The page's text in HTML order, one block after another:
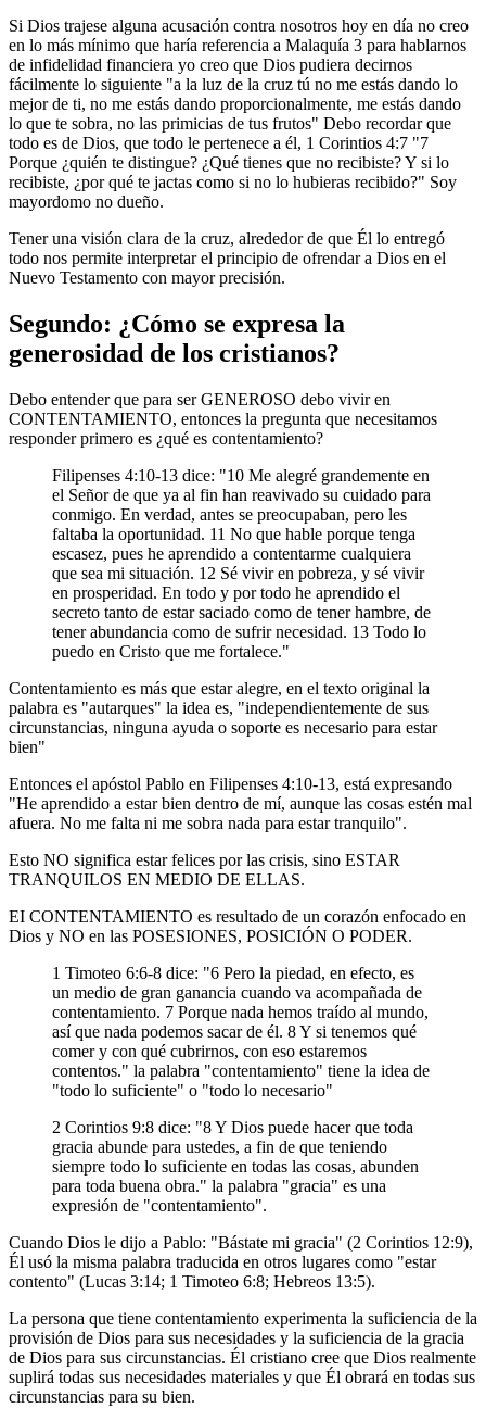
Si Dios trajese alguna acusación contra nosotros hoy en día no creo
en lo más mínimo que haría referencia a Malaquía 3 para hablarnos
de infidelidad financiera yo creo que Dios pudiera decirnos
fácilmente lo siguiente "a la luz de la cruz tú no me estás dando lo
mejor de ti, no me estás dando proporcionalmente, me estás dando
lo que te sobra, no las primicias de tus frutos" Debo recordar que
todo es de Dios, que todo le pertenece a él, 1 Corintios 4:7 "7
Porque ¿quién te distingue? ¿Qué tienes que no recibiste? Y si lo
recibiste, ¿por qué te jactas como si no lo hubieras recibido?" Soy
mayordomo no dueño.
Tener una visión clara de la cruz, alrededor de que Él lo entregó
todo nos permite interpretar el principio de ofrendar a Dios en el
Nuevo Testamento con mayor precisión.
Segundo: ¿Cómo se expresa la
generosidad de los cristianos?
Debo entender que para ser GENEROSO debo vivir en
CONTENTAMIENTO, entonces la pregunta que necesitamos
responder primero es ¿qué es contentamiento?
Filipenses 4:10-13 dice: "10 Me alegré grandemente en
el Señor de que ya al fin han reavivado su cuidado para
conmigo. En verdad, antes se preocupaban, pero les
faltaba la oportunidad. 11 No que hable porque tenga
escasez, pues he aprendido a contentarme cualquiera
que sea mi situación. 12 Sé vivir en pobreza, y sé vivir
en prosperidad. En todo y por todo he aprendido el
secreto tanto de estar saciado como de tener hambre, de
tener abundancia como de sufrir necesidad. 13 Todo lo
puedo en Cristo que me fortalece."
Contentamiento es más que estar alegre, en el texto original la
palabra es "autarques" la idea es, "independientemente de sus
circunstancias, ninguna ayuda o soporte es necesario para estar
bien"
Entonces el apóstol Pablo en Filipenses 4:10-13, está expresando
"He aprendido a estar bien dentro de mí, aunque las cosas estén mal
afuera. No me falta ni me sobra nada para estar tranquilo".
Esto NO significa estar felices por las crisis, sino ESTAR
TRANQUILOS EN MEDIO DE ELLAS.
EI CONTENTAMIENTO es resultado de un corazón enfocado en
Dios y NO en las POSESIONES, POSICIÓN O PODER.
1 Timoteo 6:6-8 dice: "6 Pero la piedad, en efecto, es
un medio de gran ganancia cuando va acompañada de
contentamiento. 7 Porque nada hemos traído al mundo,
así que nada podemos sacar de él. 8 Y si tenemos qué
comer y con qué cubrirnos, con eso estaremos
contentos." la palabra "contentamiento" tiene la idea de
"todo lo suficiente" o "todo lo necesario"
2 Corintios 9:8 dice: "8 Y Dios puede hacer que toda
gracia abunde para ustedes, a fin de que teniendo
siempre todo lo suficiente en todas las cosas, abunden
para toda buena obra." la palabra "gracia" es una
expresión de "contentamiento".
Cuando Dios le dijo a Pablo: "Bástate mi gracia" (2 Corintios 12:9),
Él usó la misma palabra traducida en otros lugares como "estar
contento" (Lucas 3:14; 1 Timoteo 6:8; Hebreos 13:5).
La persona que tiene contentamiento experimenta la suficiencia de la
provisión de Dios para sus necesidades y la suficiencia de la gracia
de Dios para sus circunstancias. Él cristiano cree que Dios realmente
suplirá todas sus necesidades materiales y que Él obrará en todas sus
circunstancias para su bien.